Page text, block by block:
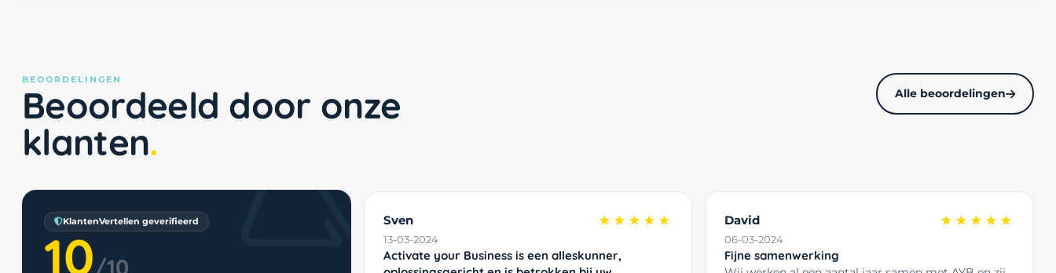
BEOORDELINGEN
Beoordeeld door onze
klanten
Alle beoordelingen
KlantenVertellen geverifieerd
10/10
Sven
13-03-2024
★★★★★
Activate your Business is een alleskunner,
David
06-03-2024
★★★★★
Fijne samenwerking